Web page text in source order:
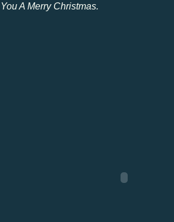
A Merry Christmas.